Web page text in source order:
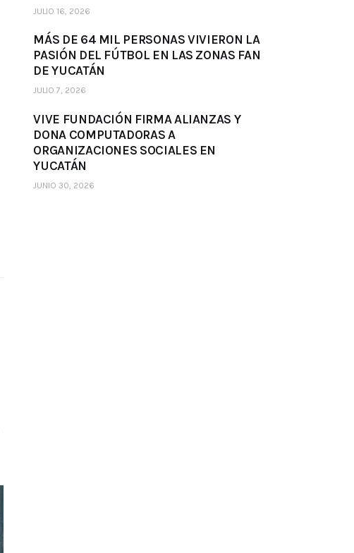
JULIO 16, 2026
MÁS DE 64 MIL PERSONAS VIVIERON LA
PASIÓN DEL FÚTBOL EN LAS ZONAS FAN
DE YUCATÁN
JULIO 7, 2026
VIVE FUNDACIÓN FIRMA ALIANZAS Y
DONA COMPUTADORAS A
ORGANIZACIONES SOCIALES EN
YUCATÁN
JUNIO 30, 2026